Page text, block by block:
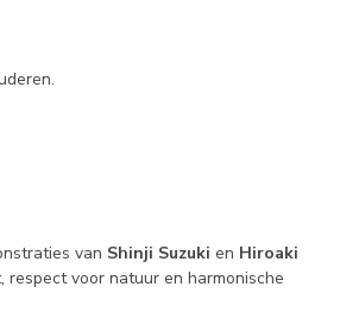
van Shinji Suzuki en Hiroaki
voor natuur en harmonische